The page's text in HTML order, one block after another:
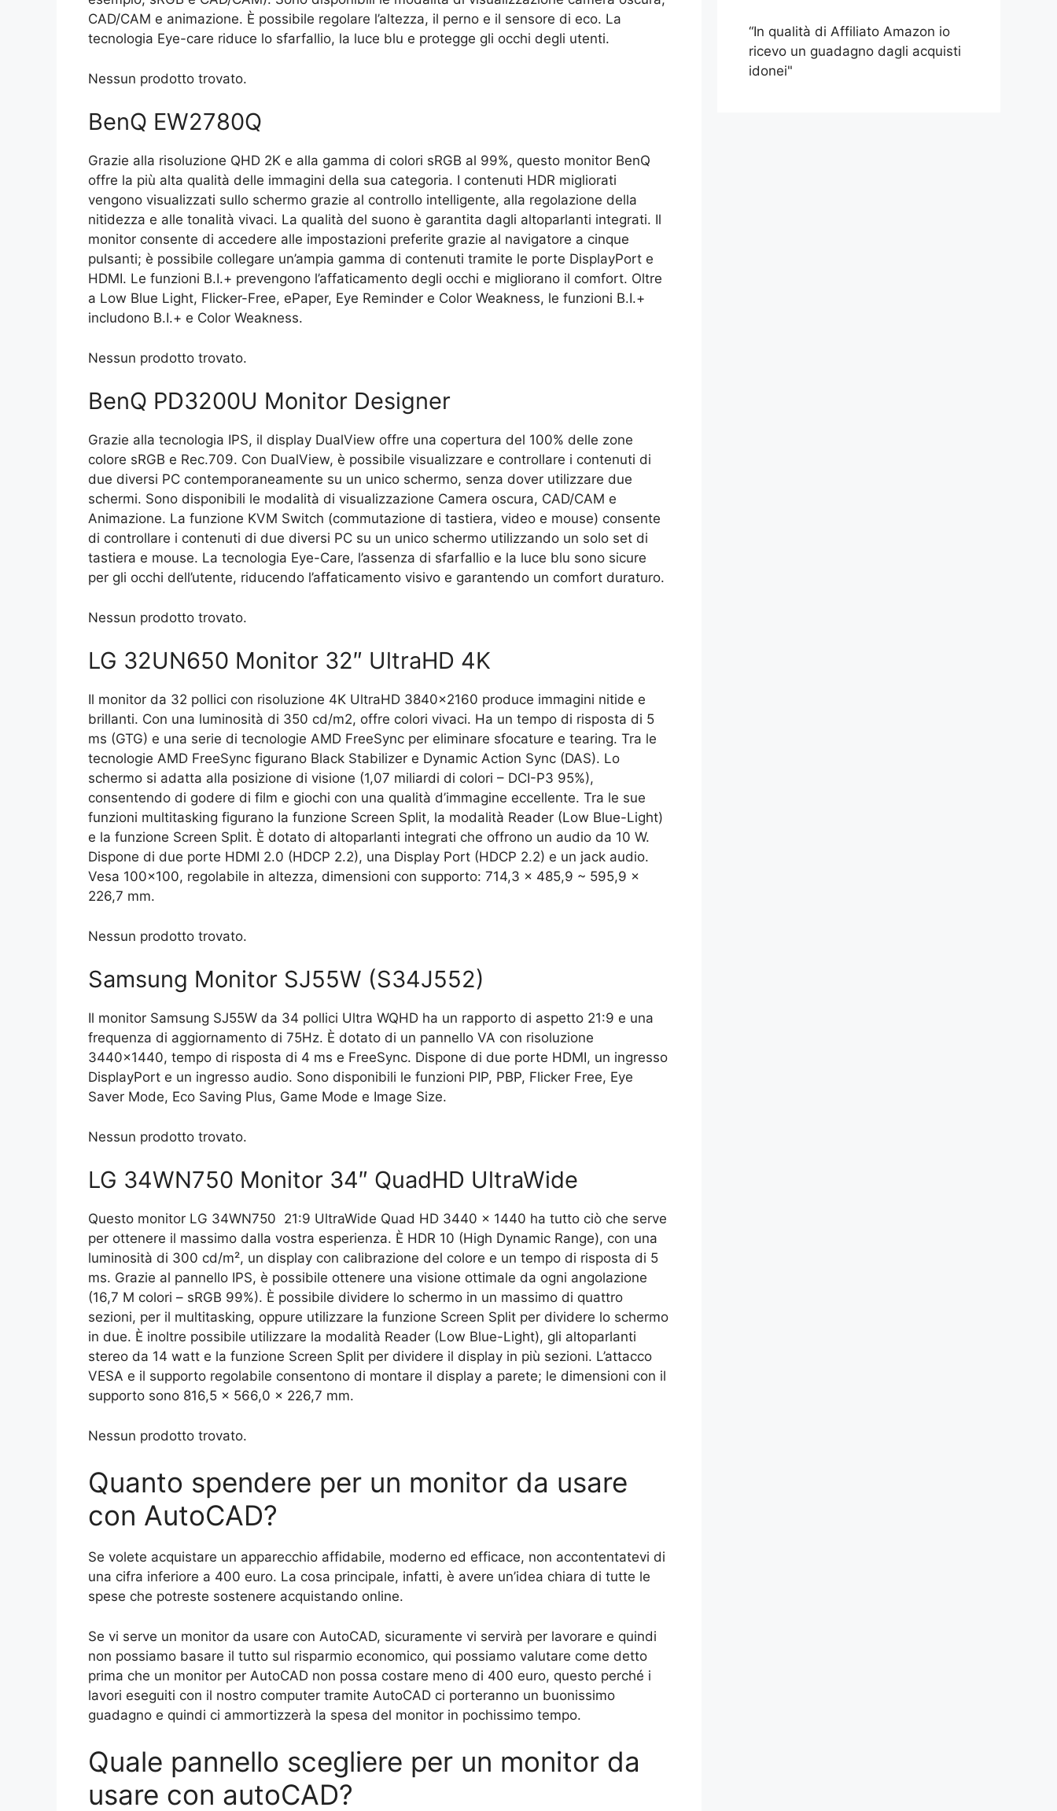
CAD/CAM e animazione. È possibile regolare l’altezza, il perno e il sensore di eco. La
tecnologia Eye-care riduce lo sfarfallio, la luce blu e protegge gli occhi degli utenti.
Nessun prodotto trovato.
BenQ EW2780Q
Grazie alla risoluzione QHD 2K e alla gamma di colori sRGB al 99%, questo monitor BenQ
offre la più alta qualità delle immagini della sua categoria. I contenuti HDR migliorati
vengono visualizzati sullo schermo grazie al controllo intelligente, alla regolazione della
nitidezza e alle tonalità vivaci. La qualità del suono è garantita dagli altoparlanti integrati. Il
monitor consente di accedere alle impostazioni preferite grazie al navigatore a cinque
pulsanti; è possibile collegare un’ampia gamma di contenuti tramite le porte DisplayPort e
HDMI. Le funzioni B.I.+ prevengono l’affaticamento degli occhi e migliorano il comfort. Oltre
a Low Blue Light, Flicker-Free, ePaper, Eye Reminder e Color Weakness, le funzioni B.I.+
includono B.I.+ e Color Weakness.
Nessun prodotto trovato.
BenQ PD3200U Monitor Designer
Grazie alla tecnologia IPS, il display DualView offre una copertura del 100% delle zone
colore sRGB e Rec.709. Con DualView, è possibile visualizzare e controllare i contenuti di
due diversi PC contemporaneamente su un unico schermo, senza dover utilizzare due
schermi. Sono disponibili le modalità di visualizzazione Camera oscura, CAD/CAM e
Animazione. La funzione KVM Switch (commutazione di tastiera, video e mouse) consente
di controllare i contenuti di due diversi PC su un unico schermo utilizzando un solo set di
tastiera e mouse. La tecnologia Eye-Care, l’assenza di sfarfallio e la luce blu sono sicure
per gli occhi dell’utente, riducendo l’affaticamento visivo e garantendo un comfort duraturo.
Nessun prodotto trovato.
LG 32UN650 Monitor 32″ UltraHD 4K
Il monitor da 32 pollici con risoluzione 4K UltraHD 3840×2160 produce immagini nitide e
brillanti. Con una luminosità di 350 cd/m2, offre colori vivaci. Ha un tempo di risposta di 5
ms (GTG) e una serie di tecnologie AMD FreeSync per eliminare sfocature e tearing. Tra le
tecnologie AMD FreeSync figurano Black Stabilizer e Dynamic Action Sync (DAS). Lo
schermo si adatta alla posizione di visione (1,07 miliardi di colori – DCI-P3 95%),
consentendo di godere di film e giochi con una qualità d’immagine eccellente. Tra le sue
funzioni multitasking figurano la funzione Screen Split, la modalità Reader (Low Blue-Light)
e la funzione Screen Split. È dotato di altoparlanti integrati che offrono un audio da 10 W.
Dispone di due porte HDMI 2.0 (HDCP 2.2), una Display Port (HDCP 2.2) e un jack audio.
Vesa 100×100, regolabile in altezza, dimensioni con supporto: 714,3 x 485,9 ~ 595,9 x
226,7 mm.
Nessun prodotto trovato.
Samsung Monitor SJ55W (S34J552)
Il monitor Samsung SJ55W da 34 pollici Ultra WQHD ha un rapporto di aspetto 21:9 e una
frequenza di aggiornamento di 75Hz. È dotato di un pannello VA con risoluzione
3440×1440, tempo di risposta di 4 ms e FreeSync. Dispone di due porte HDMI, un ingresso
DisplayPort e un ingresso audio. Sono disponibili le funzioni PIP, PBP, Flicker Free, Eye
Saver Mode, Eco Saving Plus, Game Mode e Image Size.
Nessun prodotto trovato.
LG 34WN750 Monitor 34″ QuadHD UltraWide
Questo monitor LG 34WN750 21:9 UltraWide Quad HD 3440 x 1440 ha tutto ciò che serve
per ottenere il massimo dalla vostra esperienza. È HDR 10 (High Dynamic Range), con una
luminosità di 300 cd/m², un display con calibrazione del colore e un tempo di risposta di 5
ms. Grazie al pannello IPS, è possibile ottenere una visione ottimale da ogni angolazione
(16,7 M colori – sRGB 99%). È possibile dividere lo schermo in un massimo di quattro
sezioni, per il multitasking, oppure utilizzare la funzione Screen Split per dividere lo schermo
in due. È inoltre possibile utilizzare la modalità Reader (Low Blue-Light), gli altoparlanti
stereo da 14 watt e la funzione Screen Split per dividere il display in più sezioni. L’attacco
VESA e il supporto regolabile consentono di montare il display a parete; le dimensioni con il
supporto sono 816,5 x 566,0 x 226,7 mm.
Nessun prodotto trovato.
Quanto spendere per un monitor da usare
con AutoCAD?
Se volete acquistare un apparecchio affidabile, moderno ed efficace, non accontentatevi di
una cifra inferiore a 400 euro. La cosa principale, infatti, è avere un’idea chiara di tutte le
spese che potreste sostenere acquistando online.
Se vi serve un monitor da usare con AutoCAD, sicuramente vi servirà per lavorare e quindi
non possiamo basare il tutto sul risparmio economico, qui possiamo valutare come detto
prima che un monitor per AutoCAD non possa costare meno di 400 euro, questo perché i
lavori eseguiti con il nostro computer tramite AutoCAD ci porteranno un buonissimo
guadagno e quindi ci ammortizzerà la spesa del monitor in pochissimo tempo.
Quale pannello scegliere per un monitor da
usare con autoCAD?
“In qualità di Affiliato Amazon io
ricevo un guadagno dagli acquisti
idonei"